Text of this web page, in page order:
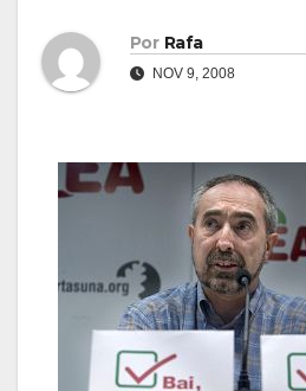
Por Rafa
NOV 9, 2008